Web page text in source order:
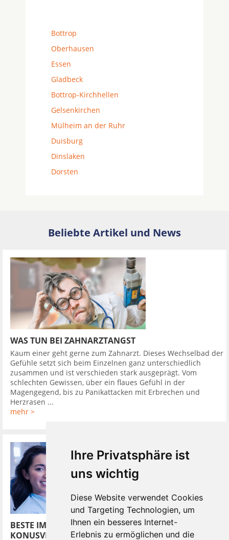
Ihre Privatsphäre ist
uns wichtig
Diese Website verwendet Cookies
und Targeting Technologien, um
Ihnen ein besseres Internet-
Erlebnis zu ermöglichen und die
Bottrop
Oberhausen
Essen
Gladbeck
Bottrop-Kirchhellen
Gelsenkirchen
Mülheim an der Ruhr
Duisburg
Dinslaken
Dorsten
Beliebte Artikel und News
WAS TUN BEI ZAHNARZTANGST
Kaum einer geht gerne zum Zahnarzt. Dieses Wechselbad der
Gefühle setzt sich beim Einzelnen ganz unterschiedlich
zusammen und ist verschieden stark ausgeprägt. Vom
schlechten Gewissen, über ein flaues Gefühl in der
Magengegend, bis zu Panikattacken mit Erbrechen und
Herzrasen ...
mehr >
BESTE IMPLANTATSYSTEME HABEN
KONUSVERBINDUNG